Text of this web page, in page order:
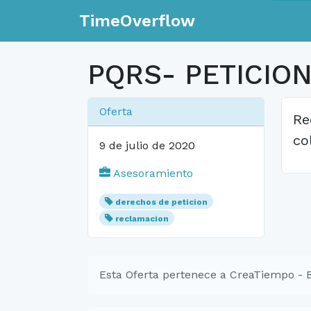
TimeOverflow
PQRS-
Oferta
9 de julio de 2020
Asesoramiento
derechos de peticion
reclamacion
Esta Oferta pertenece a CreaTiempo -